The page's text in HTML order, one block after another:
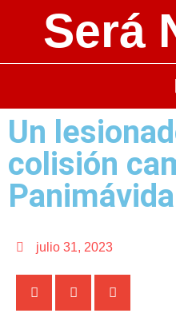
Será
Un
colisión
Panimávida
julio 31, 2023